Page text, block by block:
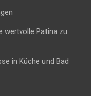
wertvolle Patina zu
in Küche und Bad